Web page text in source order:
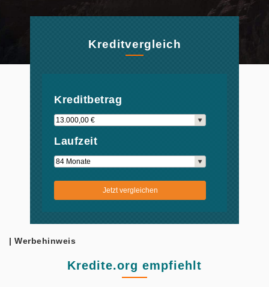
Kreditvergleich
Kreditbetrag
Laufzeit
Jetzt vergleichen
| Werbehinweis
Kredite.org empfiehlt